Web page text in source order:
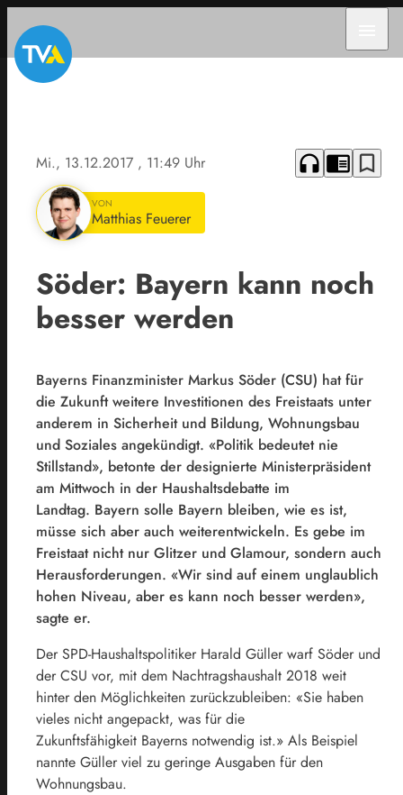
Mi., 13.12.2017 , 11:49 Uhr headphones chrome_reader_mode bookmark_border
VON
Matthias Feuerer
Söder: Bayern kann noch
besser werden
Bayerns Finanzminister Markus Söder (CSU) hat für
die Zukunft weitere Investitionen des Freistaats unter
anderem in Sicherheit und Bildung, Wohnungsbau
und Soziales angekündigt. «Politik bedeutet nie
Stillstand», betonte der designierte Ministerpräsident
am Mittwoch in der Haushaltsdebatte im
Landtag. Bayern solle Bayern bleiben, wie es ist,
müsse sich aber auch weiterentwickeln. Es gebe im
Freistaat nicht nur Glitzer und Glamour, sondern auch
Herausforderungen. «Wir sind auf einem unglaublich
hohen Niveau, aber es kann noch besser werden»,
sagte er.
Der SPD-Haushaltspolitiker Harald Güller warf Söder und
der CSU vor, mit dem Nachtragshaushalt 2018 weit
hinter den Möglichkeiten zurückzubleiben: «Sie haben
vieles nicht angepackt, was für die
Zukunftsfähigkeit Bayerns notwendig ist.» Als Beispiel
nannte Güller viel zu geringe Ausgaben für den
Wohnungsbau.